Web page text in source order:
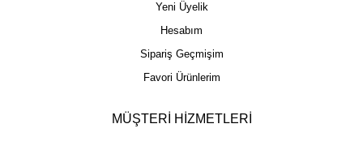
Yeni Üyelik
Hesabım
Sipariş Geçmişim
Favori Ürünlerim
MÜŞTERİ HİZMETLERİ